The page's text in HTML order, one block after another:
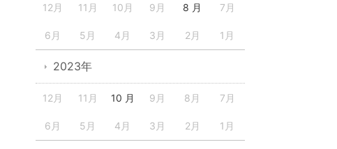
12月 11月 10月 9月 8 月 7月
6月 5月 4月 3月 2月 1月
2023年
12月 11月 10 月 9月 8月 7月
6月 5月 4月 3月 2月 1月